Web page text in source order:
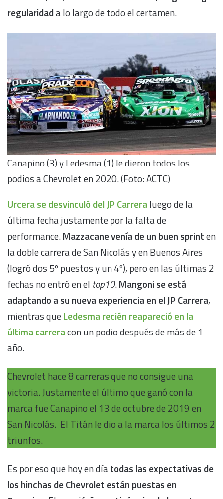
regularidada lo largo de todo el certamen.
Canapino (3) y Ledesma (1) le dieron todos los
podios a Chevrolet en 2020. (Foto: ACTC)
Urcera se desvinculó del JP Carreraluego de la
última fecha justamente por la falta de
performance.Mazzacane venía de un buen sprinten
la doble carrera de San Nicolás y en Buenos Aires
(logró dos 5º puestos y un 4º), pero en las últimas 2
fechas no entró en el top10.Mangoni se está
adaptando a su nueva experiencia en el JP Carrera,
mientras queLedesma recién reapareció en la
última carreracon un podio después de más de 1
año.
Chevrolet hace 8 carreras que no consigue una
victoria. Justamente el último que ganó con la
marca fue Canapino el 13 de octubre de 2019 en
San Nicolás. El Titán le dio a la marca los últimos 2
triunfos.
Es por eso que hoy en díatodas las expectativas de
los hinchas de Chevrolet están puestas en